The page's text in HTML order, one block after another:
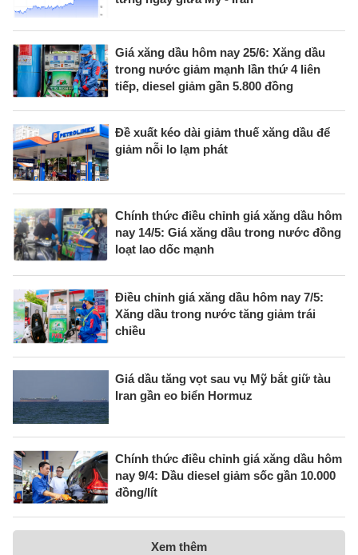
Giá xăng dầu hôm nay 25/6: Xăng dầu
trong nước giảm mạnh lần thứ 4 liên
tiếp, diesel giảm gần 5.800 đồng
Đề xuất kéo dài giảm thuế xăng dầu để
giảm nỗi lo lạm phát
Chính thức điều chỉnh giá xăng dầu hôm
nay 14/5: Giá xăng dầu trong nước đồng
loạt lao dốc mạnh
Điều chỉnh giá xăng dầu hôm nay 7/5:
Xăng dầu trong nước tăng giảm trái
chiều
Giá dầu tăng vọt sau vụ Mỹ bắt giữ tàu
Iran gần eo biển Hormuz
Chính thức điều chỉnh giá xăng dầu hôm
nay 9/4: Dầu diesel giảm sốc gần 10.000
đồng/lít
Xem thêm